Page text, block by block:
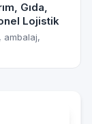
Gıda,
Lojistik
ambalaj,